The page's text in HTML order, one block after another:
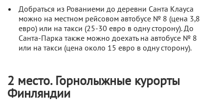
Добраться из Рованиеми до деревни Санта Клауса
можно на местном рейсовом автобусе № 8 (цена 3,8
евро) или на такси (25-30 евро в одну сторону). До
Санта-Парка также можно доехать на автобусе № 8
или на такси (цена около 15 евро в одну сторону).
2 место. Горнолыжные курорты
Финляндии